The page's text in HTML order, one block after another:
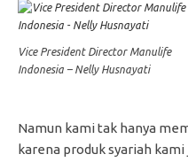
Vice President Director Manulife
Indonesia – Nelly Husnayati
Namun kami tak hanya
karena produk syariah